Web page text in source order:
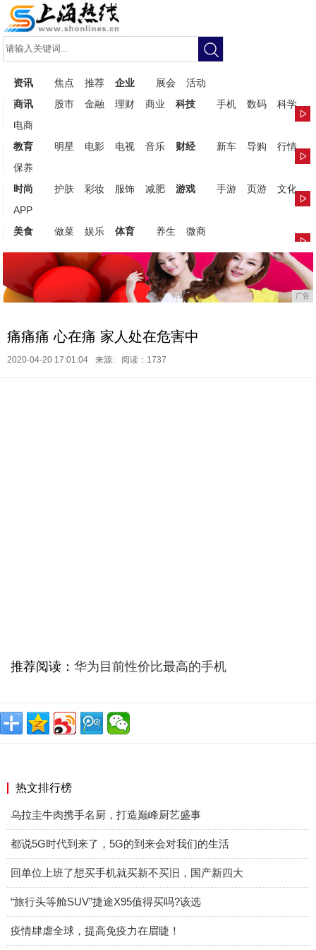
资讯 焦点 推荐 企业 展会
活动
商讯
股市 金融 理财 商业 科技 手机 数码
科学
电商
教育
明星 电影 电视 音乐 财经 新车 导购
行情
保养
时尚
护肤 彩妆 服饰 减肥 游戏 手游 页游
文化
APP
美食
做菜 娱乐 体育 养生 微商
广告
痛痛痛 心在痛 家人处在危害中
2020-04-20 17:01:04 来源: 阅读：1737
推荐阅读： 华为目前性价比最高的手机
热文排行榜
乌拉圭牛肉携手名厨，打造巅峰厨艺盛事
都说5G时代到来了，5G的到来会对我们的生活
回单位上班了想买手机就买新不买旧，国产新四大
“旅行头等舱SUV”捷途X95值得买吗?该选
疫情肆虐全球，提高免疫力在眉睫！